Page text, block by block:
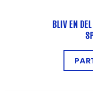
BLIV EN